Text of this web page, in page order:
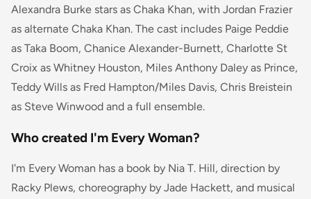
Alexandra Burke stars as Chaka Khan, with Jordan Frazier
as alternate Chaka Khan. The cast includes Paige Peddie
as Taka Boom, Chanice Alexander-Burnett, Charlotte St
Croix as Whitney Houston, Miles Anthony Daley as Prince,
Teddy Wills as Fred Hampton/Miles Davis, Chris Breistein
as Steve Winwood and a full ensemble.
Who created I'm Every Woman?
I'm Every Woman has a book by Nia T. Hill, direction by
Racky Plews, choreography by Jade Hackett, and musical